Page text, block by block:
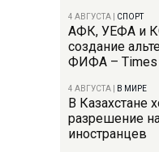
4 АВГУСТА СПОРТ
АФК, УЕФА и
создание
ФИФА – Times
4 АВГУСТА В МИРЕ
В Казахстане
разрешение
иностранцев